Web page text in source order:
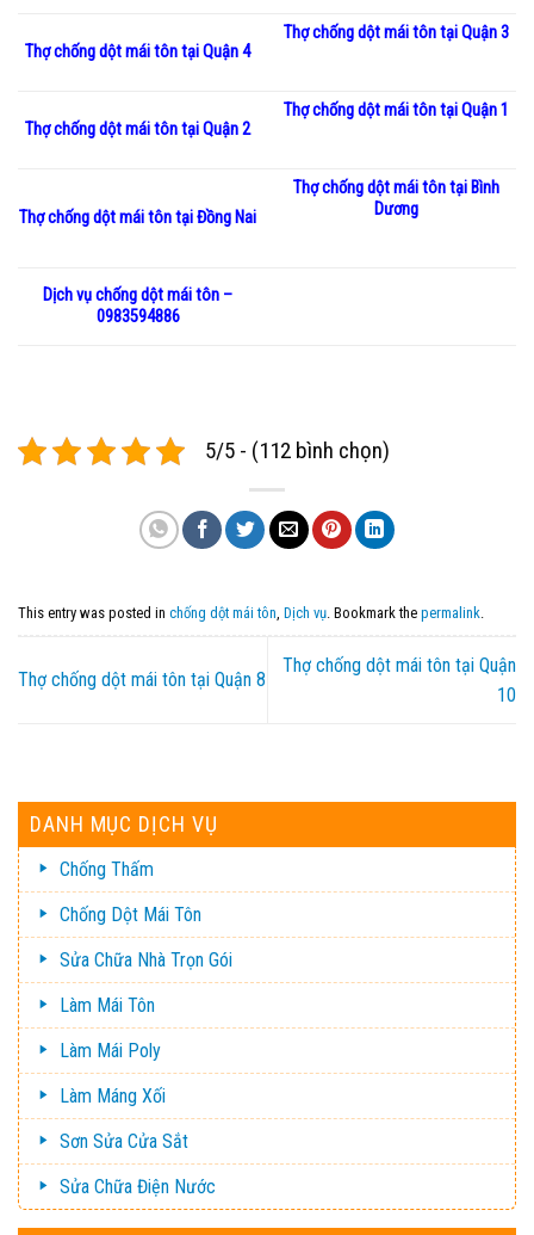
Thợ chống dột mái tôn tại Quận 4
Thợ chống dột mái tôn tại Quận 3
Thợ chống dột mái tôn tại Quận 2
Thợ chống dột mái tôn tại Quận 1
Thợ chống dột mái tôn tại Đồng Nai
Thợ chống dột mái tôn tại Bình
Dương
Dịch vụ chống dột mái tôn –
0983594886
5/5 - (112 bình chọn)
This entry was posted in chống dột mái tôn, Dịch vụ. Bookmark the permalink.
Thợ chống dột mái tôn tại Quận 8
Thợ chống dột mái tôn tại Quận
10
DANH MỤC DỊCH VỤ
Chống Thấm
Chống Dột Mái Tôn
Sửa Chữa Nhà Trọn Gói
Làm Mái Tôn
Làm Mái Poly
Làm Máng Xối
Sơn Sửa Cửa Sắt
Sửa Chữa Điện Nước